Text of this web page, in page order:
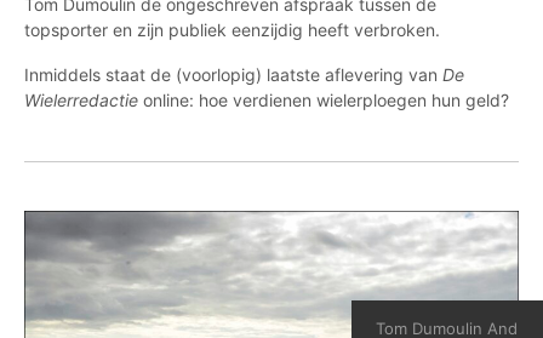
Tom Dumoulin de ongeschreven afspraak tussen de
topsporter en zijn publiek eenzijdig heeft verbroken.
Inmiddels staat de (voorlopig) laatste aflevering van De
Wielerredactie online: hoe verdienen wielerploegen hun geld?
Tom Dumoulin And